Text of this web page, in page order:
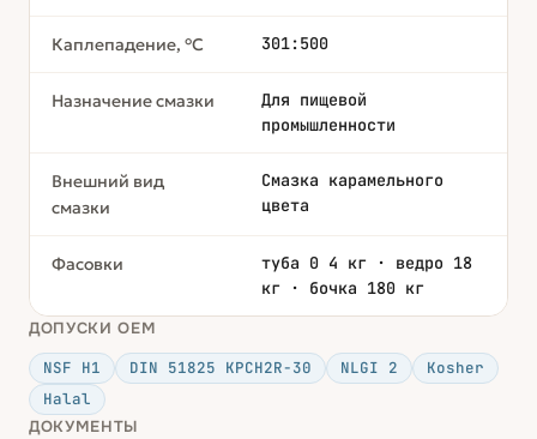
Каплепадение, °С 301:500
Назначение смазки
Для пищевой
промышленности
Внешний вид
смазки
Смазка карамельного
цвета
Фасовки
туба 0 4 кг · ведро 18
кг · бочка 180 кг
ДОПУСКИ OEM
NSF H1
DIN 51825 KPCH2R-30 NLGI 2
Kosher
Halal
ДОКУМЕНТЫ